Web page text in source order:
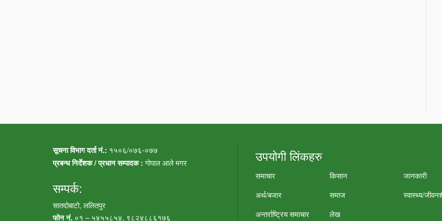
सूचना विभाग दर्ता नं.: १५०६/०७६-०७७
प्रबन्ध निर्देशक / प्रधान सम्पादक :गोपाल आले मगर
सम्पर्क:
सातदोबाटो, ललितपुर
फोन नं. ०१ – ५४५५८५४, ९८२४८८६१७६
उपयोगी लिंकहरु
समाचार किसान
जानकारी
अर्थ/बजार
समाज
स्वास्थ्य/
अन्तर्राष्ट्रिय समाचार
लेख